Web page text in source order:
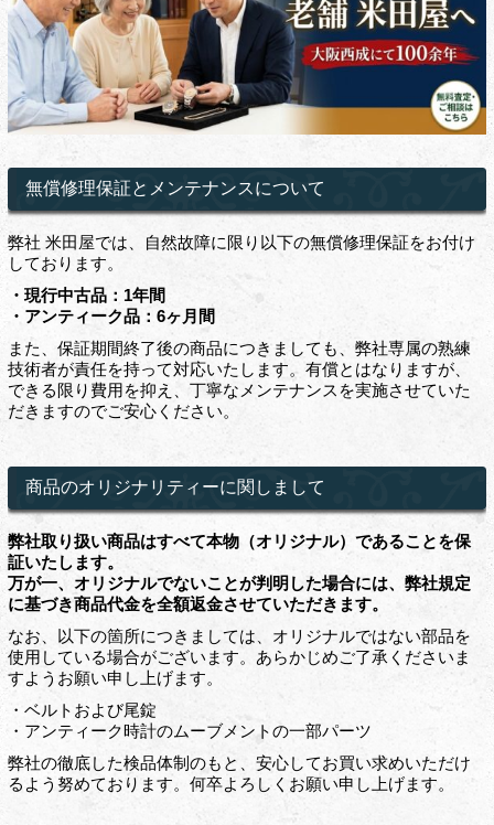
無償修理保証とメンテナンスについて
弊社 米田屋では、自然故障に限り以下の無償修理保証をお付け
しております。
・現行中古品：1年間
・アンティーク品：6ヶ月間
また、保証期間終了後の商品につきましても、弊社専属の熟練
技術者が責任を持って対応いたします。有償とはなりますが、
できる限り費用を抑え、丁寧なメンテナンスを実施させていた
だきますのでご安心ください。
商品のオリジナリティーに関しまして
弊社取り扱い商品はすべて本物（オリジナル）であることを保
証いたします。
万が一、オリジナルでないことが判明した場合には、弊社規定
に基づき商品代金を全額返金させていただきます。
なお、以下の箇所につきましては、オリジナルではない部品を
使用している場合がございます。あらかじめご了承くださいま
すようお願い申し上げます。
・ベルトおよび尾錠
・アンティーク時計のムーブメントの一部パーツ
弊社の徹底した検品体制のもと、安心してお買い求めいただけ
るよう努めております。何卒よろしくお願い申し上げます。